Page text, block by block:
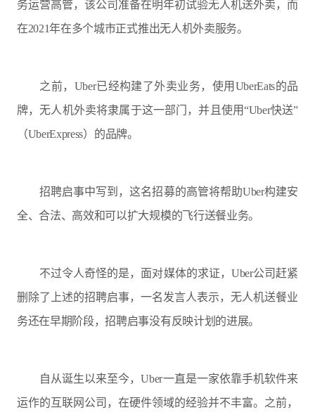
务运营高管，该公司准备在明年初试验无人机送外卖，而
在2021年在多个城市正式推出无人机外卖服务。
之前，Uber已经构建了外卖业务，使用UberEats的品
牌，无人机外卖将隶属于这一部门，并且使用“Uber快送”
（UberExpress）的品牌。
招聘启事中写到，这名招募的高管将帮助Uber构建安
全、合法、高效和可以扩大规模的飞行送餐业务。
不过令人奇怪的是，面对媒体的求证，Uber公司赶紧
删除了上述的招聘启事，一名发言人表示，无人机送餐业
务还在早期阶段，招聘启事没有反映计划的进展。
自从诞生以来至今，Uber一直是一家依靠手机软件来
运作的互联网公司，在硬件领域的经验并不丰富。之前，